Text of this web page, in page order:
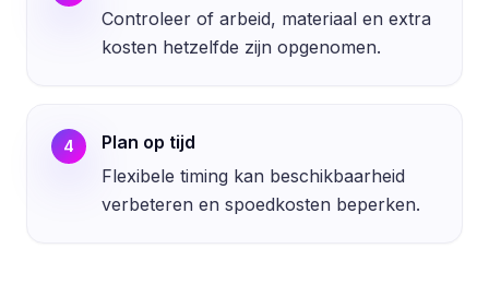
Controleer of arbeid, materiaal en extra
kosten hetzelfde zijn opgenomen.
4
Plan op tijd
Flexibele timing kan beschikbaarheid
verbeteren en spoedkosten beperken.